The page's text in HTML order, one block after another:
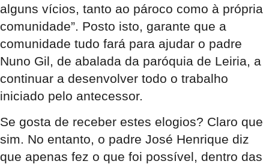
alguns vícios, tanto ao pároco como à própria
comunidade”. Posto isto, garante que a
comunidade tudo fará para ajudar o padre
Nuno Gil, de abalada da paróquia de Leiria, a
continuar a desenvolver todo o trabalho
iniciado pelo antecessor.
Se gosta de receber estes elogios? Claro que
sim. No entanto, o padre José Henrique diz
que apenas fez o que foi possível, dentro das